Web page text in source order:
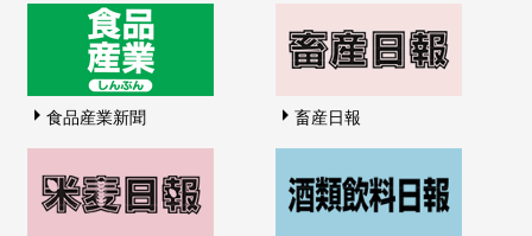
食品産業新聞 畜産日報